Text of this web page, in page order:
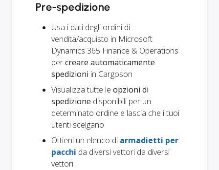
Pre-spedizione
Usa i dati degli ordini di
vendita/acquisto in Microsoft
Dynamics 365 Finance & Operations
percreare automaticamente
spedizioni in Cargoson
Visualizza tutte le opzioni di
spedizione disponibili per un
determinato ordine e lascia che i tuoi
utenti scelgano
Ottieni un elenco di armadietti per
pacchi da diversi vettori da diversi
vettori